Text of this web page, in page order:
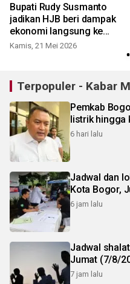
Bupati Rudy Susmanto
jadikan HJB beri dampak
ekonomi langsung ke
masyarakat
Kamis, 21 Mei 2026
Terpopuler - Kabar
Pemkab
listrik hingga
6 hari lalu
Jadwal dan
Kota Bogor,
6 jam lalu
Jadwal
Jumat (7/8/
7 jam lalu